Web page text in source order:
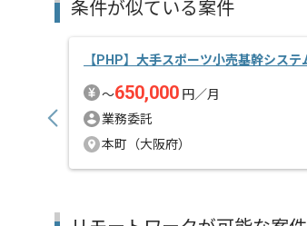
条件が似ている案件
【PHP】大手スポーツ小売基幹シス
〜650,000 円／月
業務委託
本町（大阪府）